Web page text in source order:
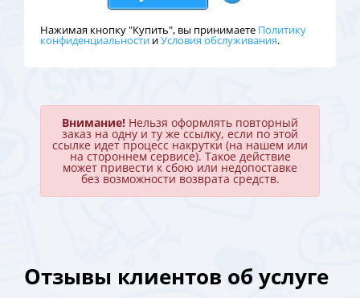
Нажимая кнопку "Купить", вы принимаете Политику
конфиденциальности иУсловия обслуживания.
Внимание! Нельзя оформлять повторный
заказ на одну и ту же ссылку, если по этой
ссылке идет процесс накрутки (на нашем или
на стороннем сервисе). Такое действие
может привести к сбою или недопоставке
без возможности возврата средств.
Отзывы клиентов об услуге